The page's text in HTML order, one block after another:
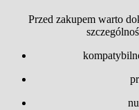
Przed zakupem warto